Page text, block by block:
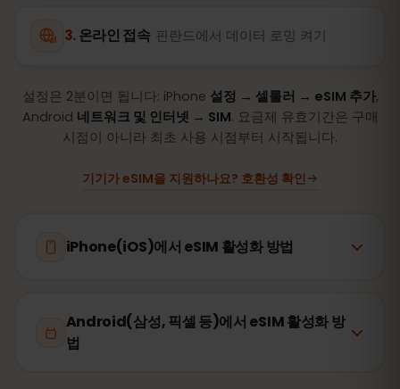
온라인 접속 핀란드에서 데이터 로밍 켜기
설정은 2분이면 됩니다: iPhone 설정 → 셀룰러 → eSIM 추가,
Android 네트워크 및 인터넷 → SIM. 요금제 유효기간은 구매
시점이 아니라 최초 사용 시점부터 시작됩니다.
기기가 eSIM을 지원하나요? 호환성 확인
iPhone(iOS)에서 eSIM 활성화 방법
Android(삼성, 픽셀 등)에서 eSIM 활성화 방
법